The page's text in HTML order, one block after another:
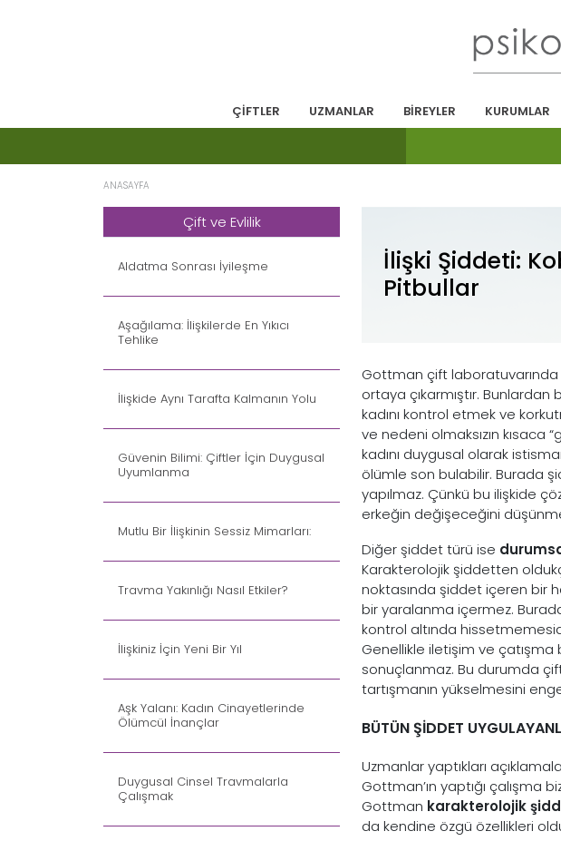
ÇİFTLER UZMANLAR BİREYLER KURUMLAR
ANASAYFA
Çift ve Evlilik
Aldatma Sonrası İyileşme
Aşağılama: İlişkilerde En Yıkıcı
Tehlike
İlişkide Aynı Tarafta Kalmanın Yolu
Güvenin Bilimi: Çiftler İçin Duygusal
Uyumlanma
Mutlu Bir İlişkinin Sessiz Mimarları:
Travma Yakınlığı Nasıl Etkiler?
İlişkiniz İçin Yeni Bir Yıl
Aşk Yalanı: Kadın Cinayetlerinde
Ölümcül İnançlar
Duygusal Cinsel Travmalarla
Çalışmak
İlişki Şiddeti:
Pitbullar
Gottman çift laboratuvarında
ortaya çıkarmıştır.
kadını kontrol etmek ve
ve nedeni olmaksızın kısaca
kadını duygusal olarak
ölümle son bulabilir. Burada
yapılmaz. Çünkü bu ilişkide
erkeğin değişeceğini
Diğer şiddet türü ise
Karakterolojik şiddetten
noktasında şiddet içeren bir
bir yaralanma içermez.
kontrol altında
Genellikle iletişim ve çatışma
sonuçlanmaz. Bu durumda
tartışmanın yükselmesini
BÜTÜN ŞİDDET
Uzmanlar yaptıkları
Gottman’ın yaptığı çalışma
Gottman karakterolojik
da kendine özgü özellikleri